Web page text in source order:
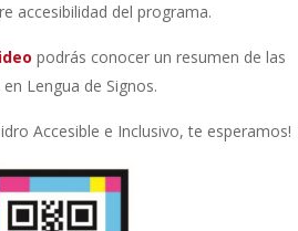
accesibilidad del programa.
podrás conocer un resumen de las
Lengua de Signos.
Accesible e Inclusivo, te esperamos!